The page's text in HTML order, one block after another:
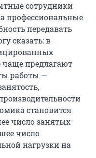
сотрудники
профессиональные
передавать
сказать: в
чаще предлагают
работы —
становится
число занятых
число
нагрузки на